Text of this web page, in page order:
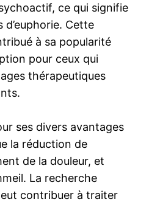
ce qui signifie
d’euphorie. Cette
à sa popularité
pour ceux qui
thérapeutiques
ses divers avantages
la réduction de
de la douleur, et
La recherche
contribuer à traiter